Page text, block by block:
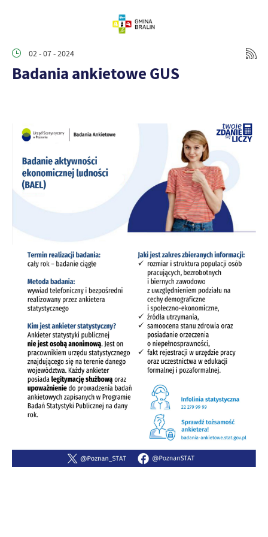
02 - 07 - 2024
Badania ankietowe GUS